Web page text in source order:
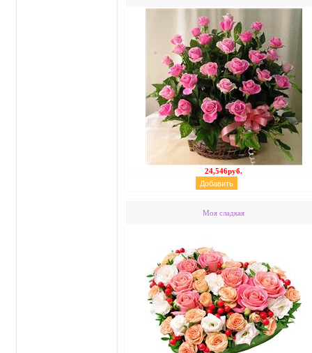
24,546руб.
Моя сладкая